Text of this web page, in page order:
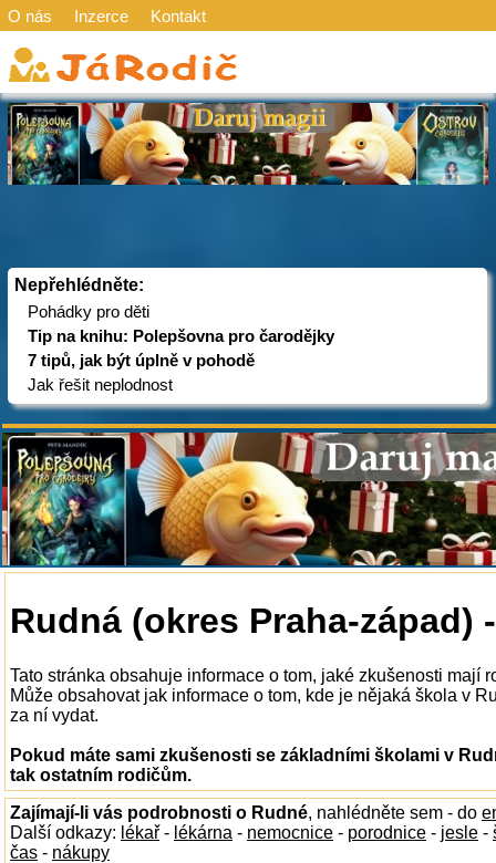
O nás Inzerce Kontakt
Nepřehlédněte:
Pohádky pro děti
Tip na knihu: Polepšovna pro čarodějky
7 tipů, jak být úplně v pohodě
Jak řešit neplodnost
Rudná (okres Praha-západ)
Tato stránka obsahuje informace o tom, jaké zkušenosti mají
Může obsahovat jak informace o tom, kde je nějaká škola v
za ní vydat.
Pokud máte sami zkušenosti se základními školami v
tak ostatním rodičům.
Zajímají-li vás podrobnosti o Rudné, nahlédněte sem - do
Další odkazy: lékař - lékárna - nemocnice - porodnice - jesle -
čas - nákupy